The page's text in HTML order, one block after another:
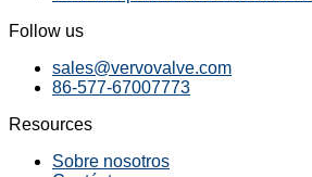
Follow us
sales@vervovalve.com
86-577-67007773
Resources
Sobre nosotros